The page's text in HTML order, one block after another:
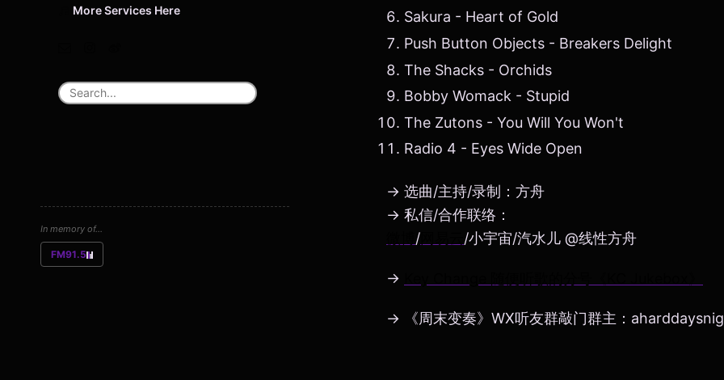
More Services Here
In memory of...
FM91.5
Sakura - Heart of Gold
Push Button Objects - Breakers Delight
The Shacks - Orchids
Bobby Womack - Stupid
The Zutons - You Will You Won't
Radio 4 - Eyes Wide Open
→ 选曲/主持/录制：方舟
→ 私信/合作联络：
/ /小宇宙/汽水儿 @线性方舟
→
→ 《周末变奏》WX听友群敲门群主：